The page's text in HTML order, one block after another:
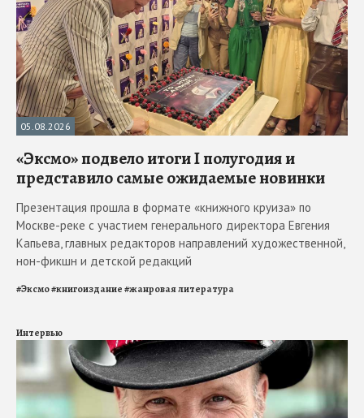
05.08.2026
«Эксмо» подвело итоги I полугодия и
представило самые ожидаемые новинки
Презентация прошла в формате «книжного круиза» по
Москве-реке с участием генерального директора Евгения
Капьева, главных редакторов направлений художественной,
нон-фикшн и детской редакций
#Эксмо#книгоиздание#жанровая литература
Интервью